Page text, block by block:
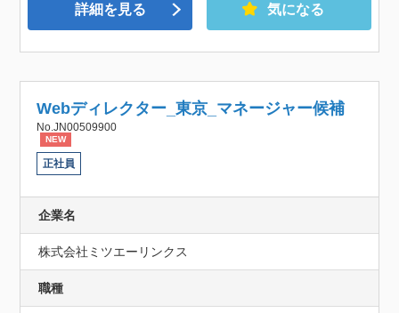
詳細を見る 気になる
Webディレクター_東京_マネージャー候補
No.JN00509900
NEW
正社員
企業名
株式会社ミツエーリンクス
職種